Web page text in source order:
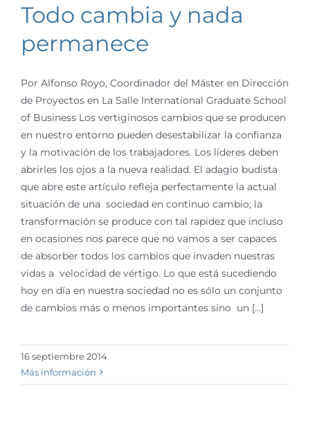
Todo cambia y nada
permanece
Por Alfonso Royo, Coordinador del Máster en Dirección
de Proyectos en La Salle International Graduate School
of Business Los vertiginosos cambios que se producen
en nuestro entorno pueden desestabilizar la confianza
y la motivación de los trabajadores. Los líderes deben
abrirles los ojos a la nueva realidad. El adagio budista
que abre este artículo refleja perfectamente la actual
situación de una sociedad en continuo cambio; la
transformación se produce con tal rapidez que incluso
en ocasiones nos parece que no vamos a ser capaces
de absorber todos los cambios que invaden nuestras
vidas a velocidad de vértigo. Lo que está sucediendo
hoy en día en nuestra sociedad no es sólo un conjunto
de cambios más o menos importantes sino un [...]
16 septiembre 2014
Más información